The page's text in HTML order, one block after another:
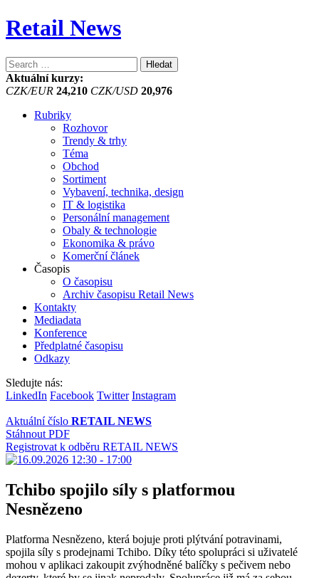
Retail News
Vyhledávání
Aktuální kurzy:
CZK/EUR 24,210 CZK/USD 20,976
Rubriky
Rozhovor
Trendy & trhy
Téma
Obchod
Sortiment
Vybavení, technika, design
IT & logistika
Personální management
Obaly & technologie
Ekonomika & právo
Komerční článek
Časopis
O časopisu
Archiv časopisu Retail News
Kontakty
Mediadata
Konference
Předplatné časopisu
Odkazy
Sledujte nás:
LinkedIn Facebook Twitter Instagram
Aktuální číslo RETAIL NEWS
Stáhnout PDF
Registrovat k odběru RETAIL NEWS
Tchibo spojilo síly s platformou
Nesnězeno
Platforma Nesnězeno, která bojuje proti plýtvání potravinami,
spojila síly s prodejnami Tchibo. Díky této spolupráci si uživatelé
mohou v aplikaci zakoupit zvýhodněné balíčky s pečivem nebo